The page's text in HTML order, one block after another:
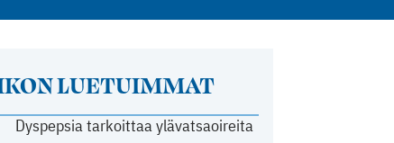
LUETUIMMAT
Dyspepsia tarkoittaa ylävatsaoireita